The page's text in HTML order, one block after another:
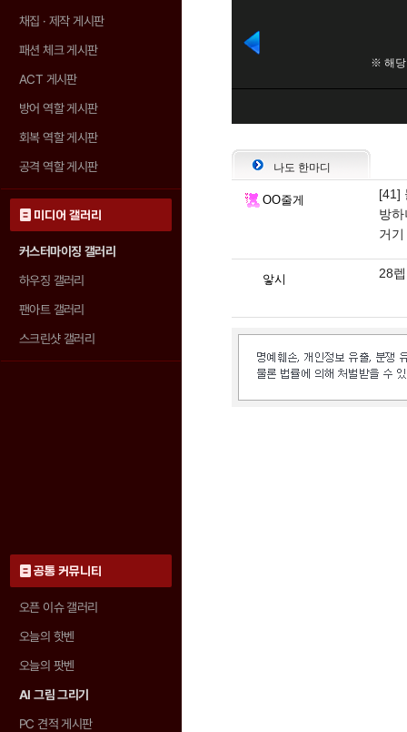
채집 · 제작 게시판
패션 체크 게시판
ACT 게시판
방어 역할 게시판
회복 역할 게시판
공격 역할 게시판
미디어 갤러리
커스터마이징 갤러리
하우징 갤러리
팬아트 갤러리
스크린샷 갤러리
공통 커뮤니티
오픈 이슈 갤러리
오늘의 핫벤
오늘의 팟벤
AI 그림 그리기
PC 견적 게시판
나도 한마디
OO줄게
[41]
방
거
앟시 28